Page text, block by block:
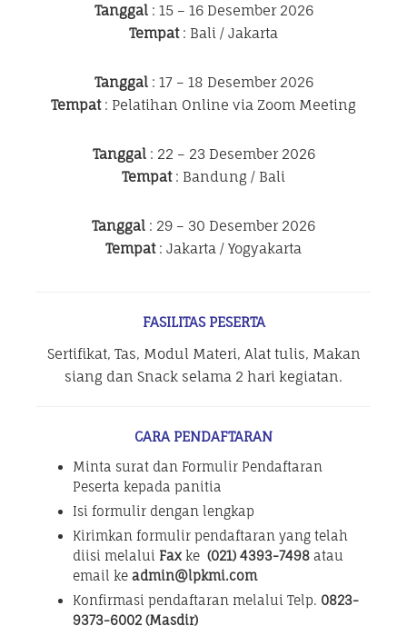
Tanggal: 15 – 16 Desember 2026
Tempat: Bali / Jakarta
Tanggal: 17 – 18 Desember 2026
Tempat: Pelatihan Online via Zoom Meeting
Tanggal: 22 – 23 Desember 2026
Tempat: Bandung / Bali
Tanggal : 29 – 30 Desember 2026
Tempat: Jakarta / Yogyakarta
FASILITAS PESERTA
Sertifikat, Tas, Modul Materi, Alat tulis, Makan
siang dan Snack selama 2 hari kegiatan.
CARA PENDAFTARAN
Minta surat dan Formulir Pendaftaran
Peserta kepada panitia
Isi formulir dengan lengkap
Kirimkan formulir pendaftaran yang telah
diisi melalui Fax ke (021) 4393-7498 atau
email ke admin@lpkmi.com
Konfirmasi pendaftaran melalui Telp. 0823-
9373-6002 (Masdir)